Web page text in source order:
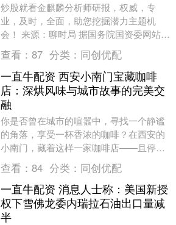
炒股就看金麒麟分析师研报，权威，专
业，及时，全面，助您挖掘潜力主题机
会！ 来源：聊时局 据国务院国资委网站消
息，11月21日，国务院国资委组织召开中
央企业专业化....
查看： 87 分类： 同创优配
一直牛配资 西安小南门宝藏咖啡
店：深烘风味与城市故事的完美交
融
你是否曾在城市的喧嚣中，寻找一个静谧
的角落，享受一杯香浓的咖啡？在西安的
小南门，藏着这样一家咖啡店——且停咖
啡。这里不仅是品尝咖啡的好地方，更是
一个让你感受健康....
查看： 84 分类： 同创优配
一直牛配资 消息人士称：美国新授
权下雪佛龙委内瑞拉石油出口量减
半